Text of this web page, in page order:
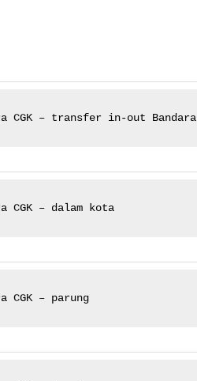
CGK – transfer in-out Bandara
CGK – dalam kota
CGK – parung